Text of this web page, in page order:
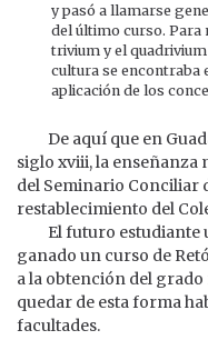
y pasó a llamarse
del último curso. Para
trivium y el
cultura se encontraba
aplicación de los
De aquí que en
siglo xviii, la enseñanza
del Seminario Conciliar
restablecimiento del
El futuro
ganado un curso de
a la obtención del
quedar de esta forma
facultades.